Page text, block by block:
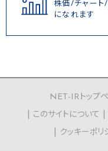
株価/チャート
になれます
NET-IRトップ
このサイトについて
クッキーポリ